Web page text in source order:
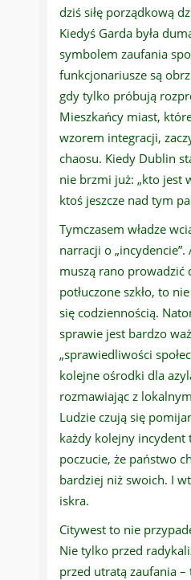
dziś siłę porządkową
Kiedyś Garda była
symbolem zaufania
funkcjonariusze są
gdy tylko próbują
Mieszkańcy miast,
wzorem integracji,
chaosu. Kiedy Dublin
nie brzmi już: „kto jest
ktoś jeszcze nad tym
Tymczasem władze
narracji o
muszą rano prowadzić
potłuczone szkło, to
się codziennością.
sprawie jest bardzo
„sprawiedliwości
kolejne ośrodki dla
rozmawiając z
Ludzie czują się
każdy kolejny incydent
poczucie, że państwo
bardziej niż swoich. I
iskra.
Citywest to nie
Nie tylko przed
przed utratą zaufania –